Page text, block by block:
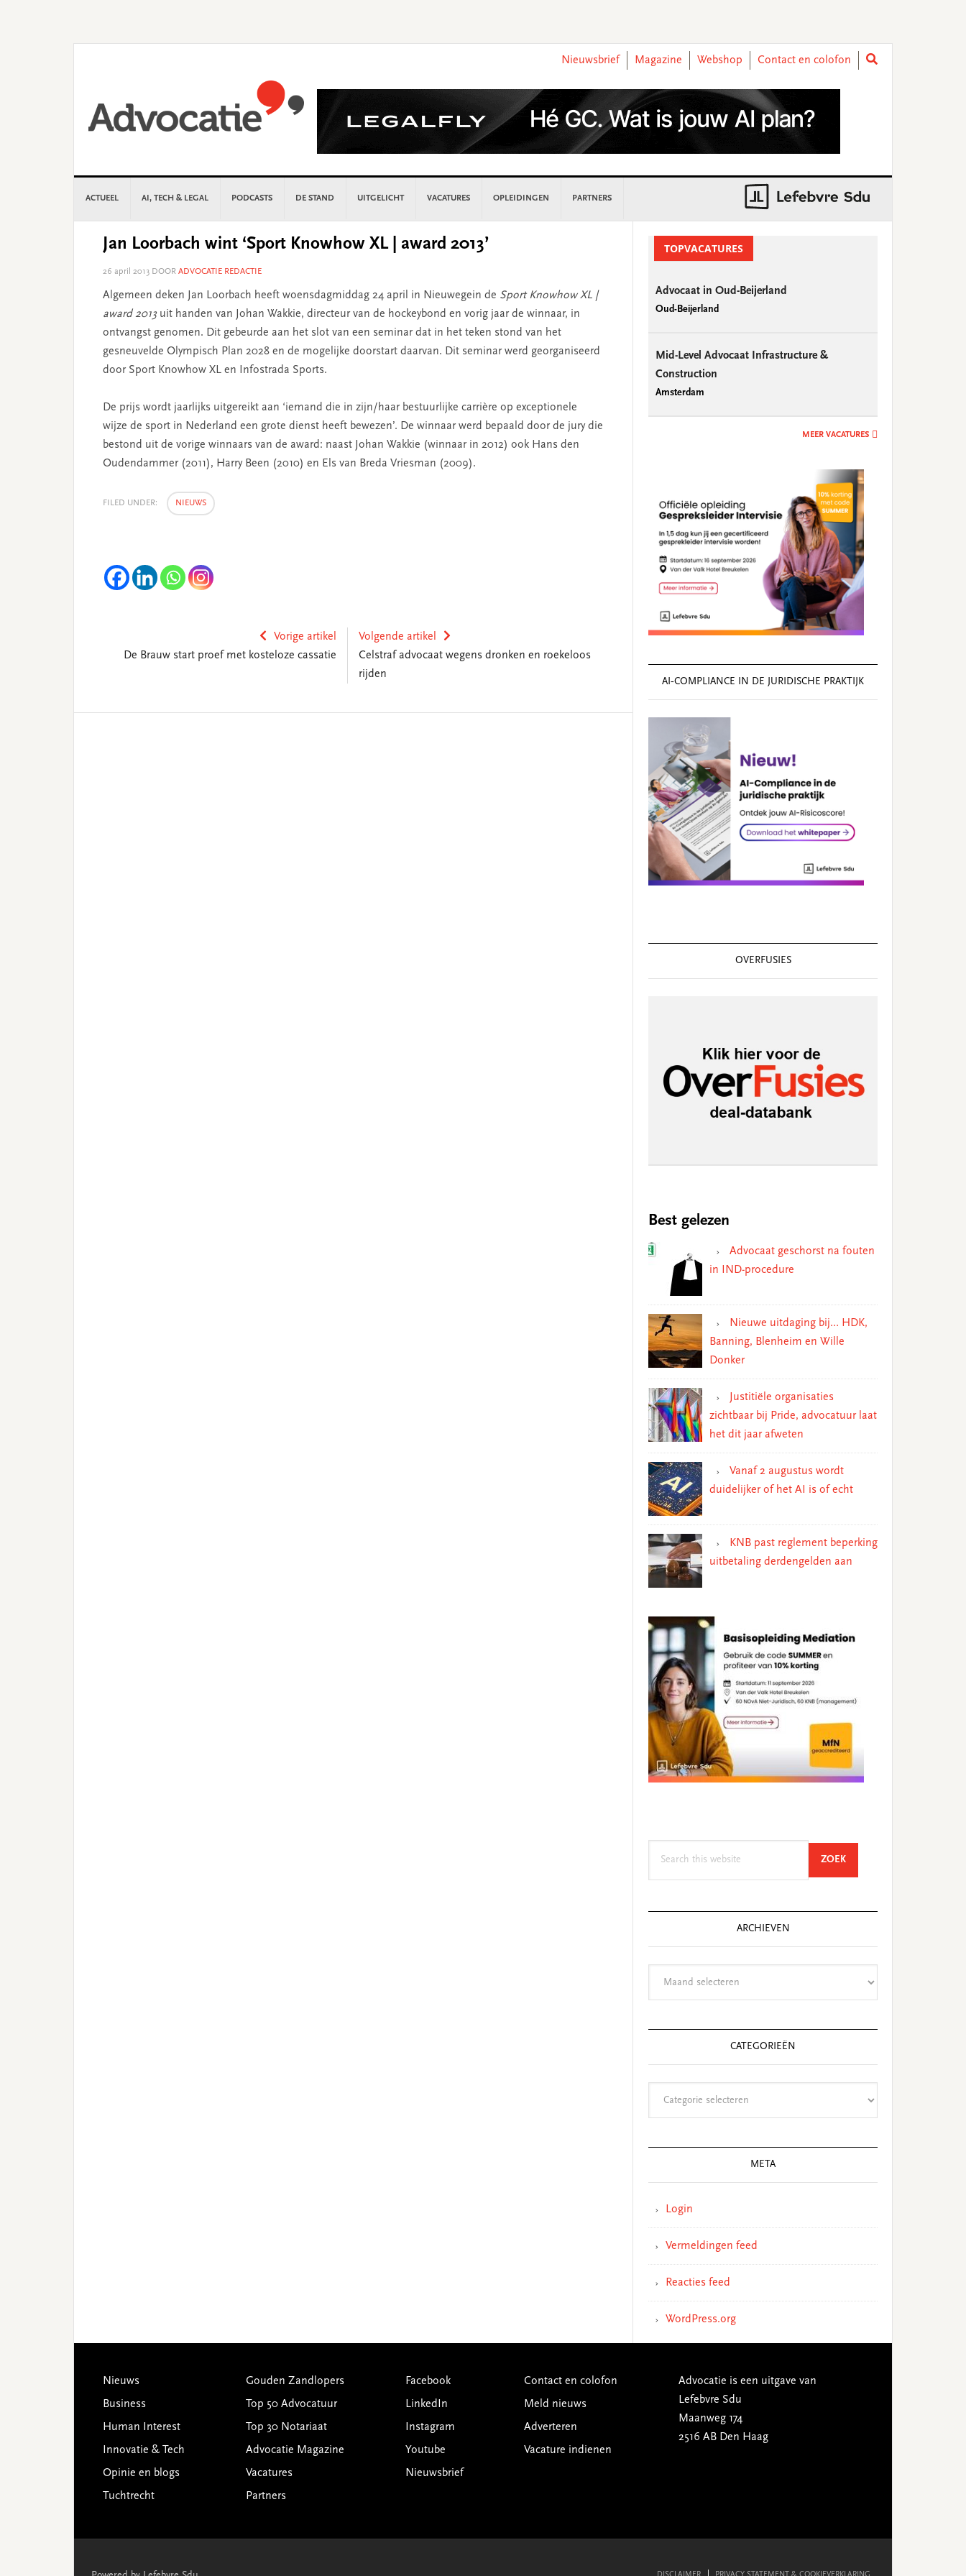
Nieuwsbrief
Magazine Webshop Contact en colofon
ACTUEEL AI, TECH & LEGAL PODCASTS DE STAND UITGELICHT VACATURES OPLEIDINGEN PARTNERS
Jan Loorbach wint ‘Sport Knowhow XL | award 2013’
26 april 2013 DOOR ADVOCATIE REDACTIE
Algemeen deken Jan Loorbach heeft woensdagmiddag 24 april in Nieuwegein de Sport Knowhow XL |
award 2013uit handen van Johan Wakkie, directeur van de hockeybond en vorig jaar de winnaar, in
ontvangst genomen. Dit gebeurde aan het slot van een seminar dat in het teken stond van het
gesneuvelde Olympisch Plan 2028 en de mogelijke doorstart daarvan. Dit seminar werd georganiseerd
door Sport Knowhow XL en Infostrada Sports.
De prijs wordt jaarlijks uitgereikt aan ‘iemand die in zijn/haar bestuurlijke carrière op exceptionele
wijze de sport in Nederland een grote dienst heeft bewezen’. De winnaar werd bepaald door de jury die
bestond uit de vorige winnaars van de award: naast Johan Wakkie (winnaar in 2012) ook Hans den
Oudendammer (2011), Harry Been (2010) en Els van Breda Vriesman (2009).
FILED UNDER: NIEUWS
Vorige artikel
De Brauw start proef met kosteloze cassatie
Volgende artikel
Celstraf advocaat wegens dronken en roekeloos
rijden
SidebarTOPVACATURES
Advocaat in Oud-Beijerland
Oud-Beijerland
Mid-Level Advocaat Infrastructure &
Construction
Amsterdam
MEER VACATURES
AI‑COMPLIANCE IN DE JURIDISCHE PRAKTIJK
OVERFUSIES
Best gelezen
Advocaat geschorst na fouten
in IND-procedure
Nieuwe uitdaging bij… HDK,
Banning, Blenheim en Wille
Donker
Justitiële organisaties
zichtbaar bij Pride, advocatuur laat
het dit jaar afweten
Vanaf 2 augustus wordt
duidelijker of het AI is of echt
KNB past reglement beperking
uitbetaling derdengelden aan
ZOEKSEARCH
ARCHIEVEN
CATEGORIEËN
META
Login
Vermeldingen feed
Reacties feed
WordPress.org
Footer
Nieuws
Business
Human Interest
Innovatie & Tech
Opinie en blogs
Tuchtrecht
Gouden Zandlopers
Top 50 Advocatuur
Top 30 Notariaat
Advocatie Magazine
Vacatures
Partners
Facebook
LinkedIn
Instagram
Youtube
Nieuwsbrief
Contact en colofon
Meld nieuws
Adverteren
Vacature indienen
Advocatie is een uitgave van
Lefebvre Sdu
Maanweg 174
2516 AB Den Haag